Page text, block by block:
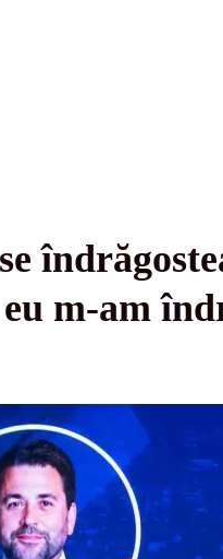
m-am